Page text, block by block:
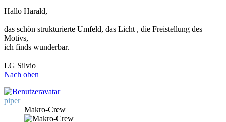
Hallo Harald,
das schön strukturierte Umfeld, das Licht , die Freistellung des
Motivs,
ich finds wunderbar.
LG Silvio
Nach oben
piper
Makro-Crew